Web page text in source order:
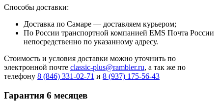
Способы доставки:
Доставка по Самаре — доставляем курьером;
По России транспортной компанией EMS Почта России
непосредственно по указанному адресу.
Стоимость и условия доставки можно уточнить по
электронной почте classic-plus@rambler.ru, а так же по
телефону 8 (846) 331-02-71 и 8 (937) 175-56-43
Гарантия 6 месяцев